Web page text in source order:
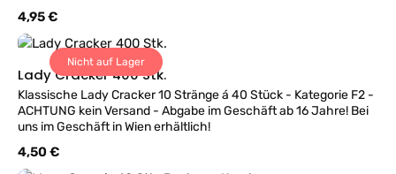
Regulärer Preis:
4,95 €
Nicht auf Lager
Lady Cracker 400 Stk.
Klassische Lady Cracker 10 Stränge á 40 Stück - Kategorie F2 -
ACHTUNG kein Versand - Abgabe im Geschäft ab 16 Jahre! Bei
uns im Geschäft in Wien erhältlich!
Regulärer Preis:
4,50 €